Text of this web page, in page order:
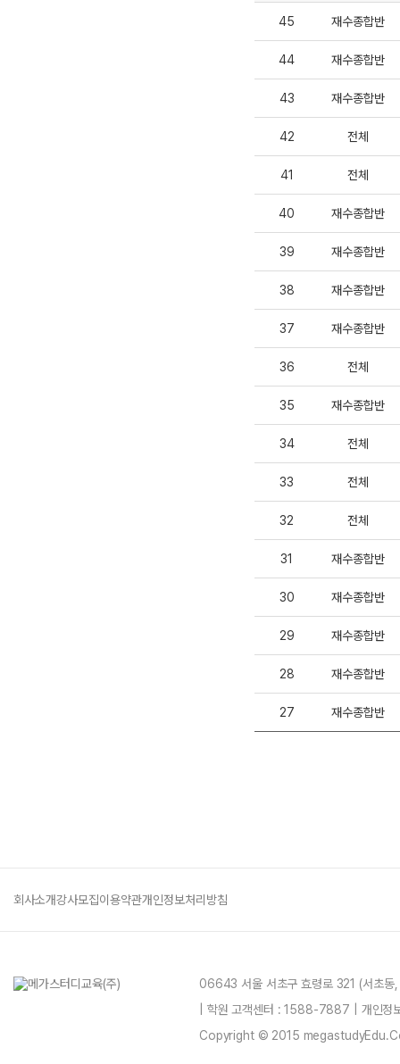
45 재수종합반
44 재수종합반
43 재수종합반
42 전체
41 전체
40 재수종합반
39 재수종합반
38 재수종합반
37 재수종합반
36 전체
35 재수종합반
34 전체
33 전체
32 전체
31 재수종합반
30 재수종합반
29 재수종합반
28 재수종합반
27 재수종합반
회사소개강사모집이용약관개인정보처리방침
06643 서울 서초구 효령로 321 (서초
| 학원 고객센터 : 1588-7887 | 개인
Copyright © 2015